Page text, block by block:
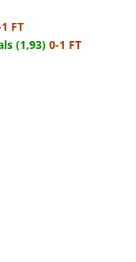
FT
(1,93)0-1 FT